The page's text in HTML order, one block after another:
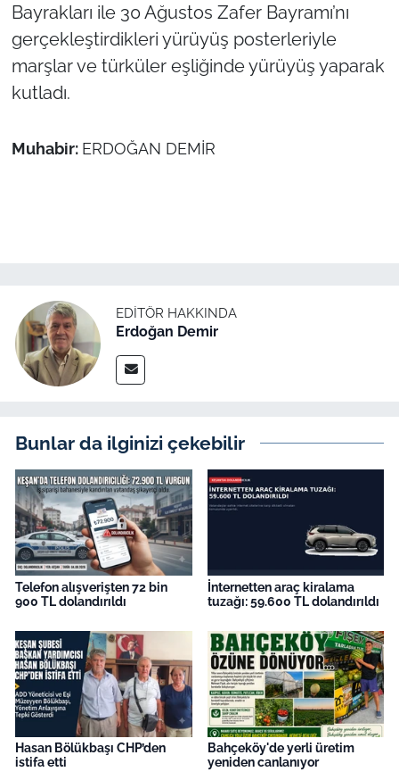
Bayrakları ile 30 Ağustos Zafer Bayramı’nı
gerçekleştirdikleri yürüyüş posterleriyle
marşlar ve türküler eşliğinde yürüyüş yaparak
kutladı.
Muhabir: ERDOĞAN DEMİR
EDITÖR HAKKINDA
Erdoğan Demir
Bunlar da ilginizi çekebilir
Telefon alışverişten 72 bin
900 TL dolandırıldı
İnternetten araç kiralama
tuzağı: 59.600 TL dolandırıldı
Hasan Bölükbaşı CHP’den
istifa etti
Bahçeköy'de yerli üretim
yeniden canlanıyor
Genel
Politika
Flaş Haber
Dış Haberler
English News
Canlı Maç
Genel-A
Gündem-Eğitim